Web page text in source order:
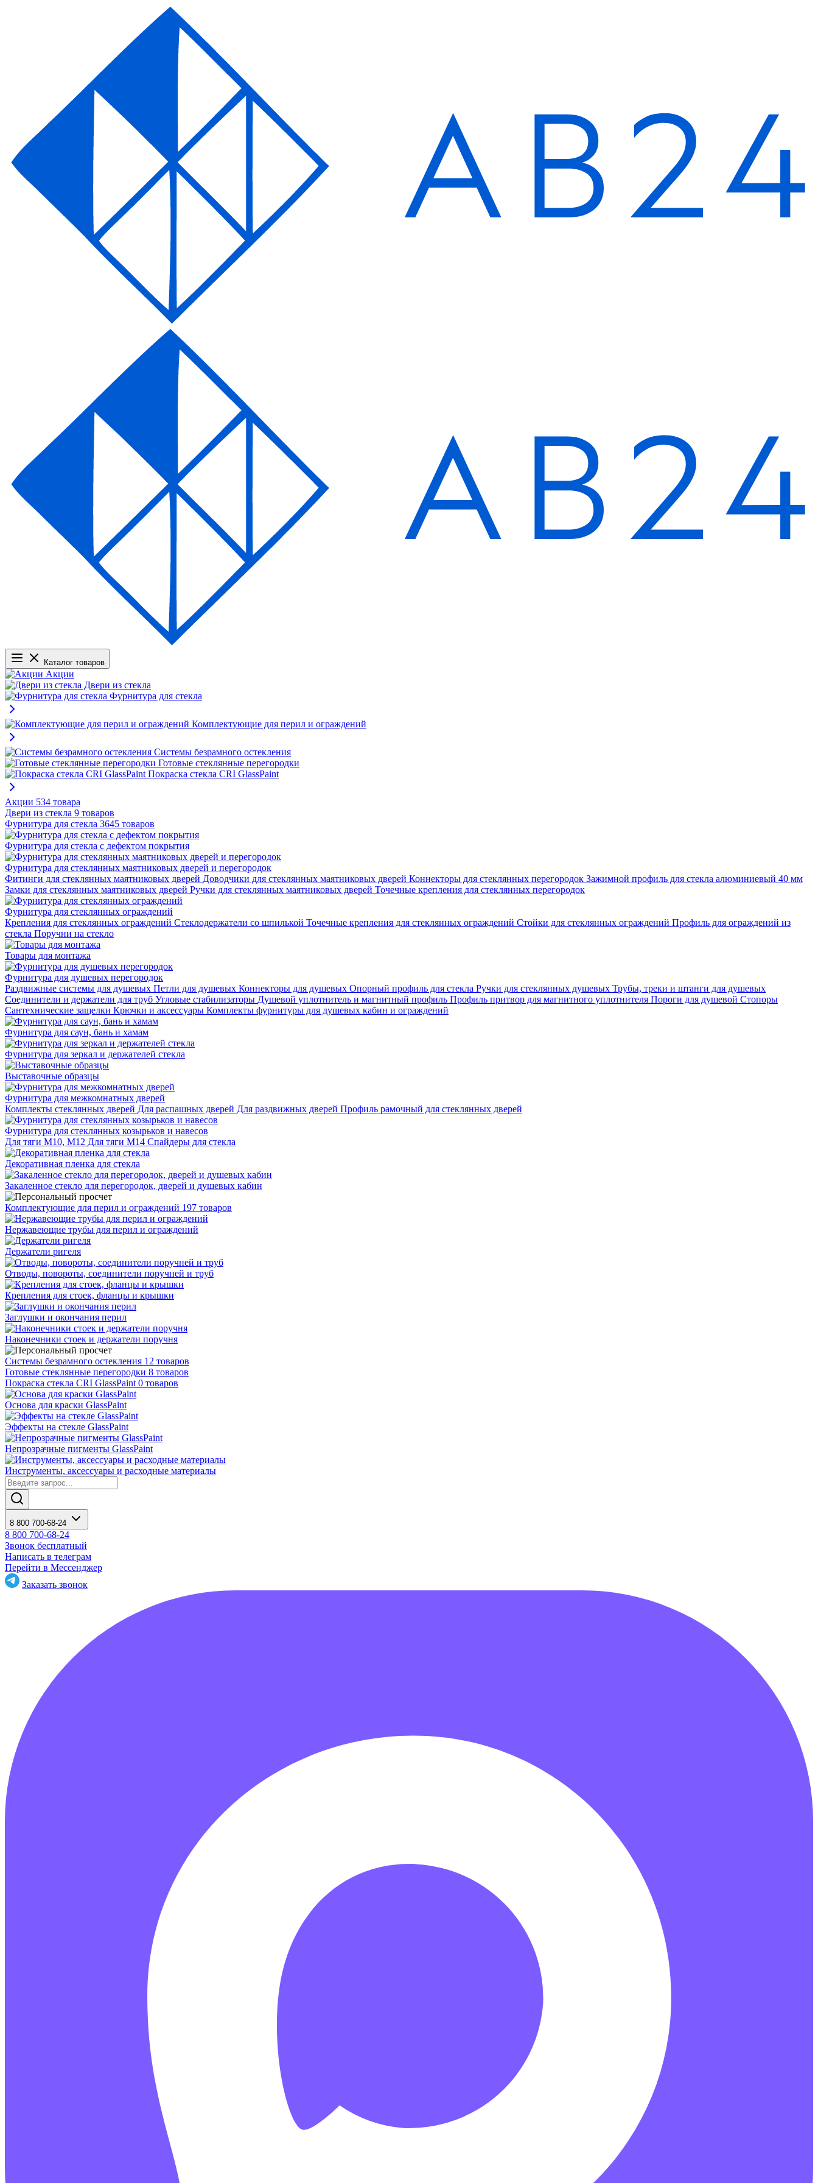
Каталог товаров
Акции
Двери из стекла
Фурнитура для стекла
Комплектующие для перил и ограждений
Системы безрамного остекления
Готовые стеклянные перегородки
Покраска стекла CRI GlassPaint
Акции 534 товара
Двери из стекла 9 товаров
Фурнитура для стекла 3645 товаров
Фурнитура для стекла с дефектом покрытия
Фурнитура для стеклянных маятниковых дверей и перегородок
Фитинги для стеклянных маятниковых дверей Доводчики для стеклянных маятниковых дверей Коннекторы для стеклянных перегородок Зажимной профиль для стекла алюминиевый 40 мм
Замки для стеклянных маятниковых дверей Ручки для стеклянных маятниковых дверей Точечные крепления для стеклянных перегородок
Фурнитура для стеклянных ограждений
Крепления для стеклянных ограждений Стеклодержатели со шпилькой Точечные крепления для стеклянных ограждений Стойки для стеклянных ограждений Профиль для ограждений из
стекла Поручни на стекло
Товары для монтажа
Фурнитура для душевых перегородок
Раздвижные системы для душевых Петли для душевых Коннекторы для душевых Опорный профиль для стекла Ручки для стеклянных душевых Трубы, треки и штанги для душевых
Соединители и держатели для труб Угловые стабилизаторы Душевой уплотнитель и магнитный профиль Профиль притвор для магнитного уплотнителя Пороги для душевой Стопоры
Сантехнические защелки Крючки и аксессуары Комплекты фурнитуры для душевых кабин и ограждений
Фурнитура для саун, бань и хамам
Фурнитура для зеркал и держателей стекла
Выставочные образцы
Фурнитура для межкомнатных дверей
Комплекты стеклянных дверей Для распашных дверей Для раздвижных дверей Профиль рамочный для стеклянных дверей
Фурнитура для стеклянных козырьков и навесов
Для тяги М10, М12 Для тяги М14 Спайдеры для стекла
Декоративная пленка для стекла
Закаленное стекло для перегородок, дверей и душевых кабин
Комплектующие для перил и ограждений 197 товаров
Нержавеющие трубы для перил и ограждений
Держатели ригеля
Отводы, повороты, соединители поручней и труб
Крепления для стоек, фланцы и крышки
Заглушки и окончания перил
Наконечники стоек и держатели поручня
Системы безрамного остекления 12 товаров
Готовые стеклянные перегородки 8 товаров
Покраска стекла CRI GlassPaint 0 товаров
Основа для краски GlassPaint
Эффекты на стекле GlassPaint
Непрозрачные пигменты GlassPaint
Инструменты, аксессуары и расходные материалы
8 800 700-68-24
8 800 700-68-24
Звонок бесплатный
Написать в телеграм
Перейти в Мессенджер
Заказать звонок